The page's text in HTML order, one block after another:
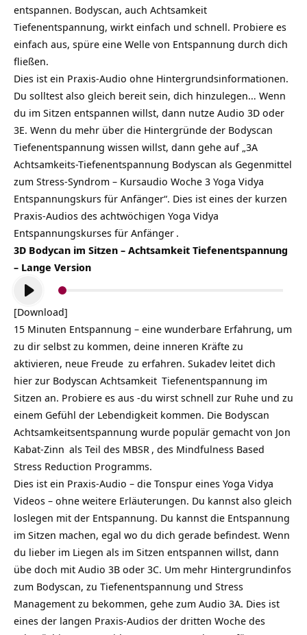
entspannen. Bodyscan, auch Achtsamkeit
Tiefenentspannung, wirkt einfach und schnell. Probiere es
einfach aus, spüre eine Welle von Entspannung durch dich
fließen.
Dies ist ein Praxis-Audio ohne Hintergrundsinformationen.
Du solltest also gleich bereit sein, dich hinzulegen… Wenn
du im Sitzen entspannen willst, dann nutze Audio 3D oder
3E. Wenn du mehr über die Hintergründe der Bodyscan
Tiefenentspannung wissen willst, dann gehe auf „3A
Achtsamkeits-Tiefenentspannung Bodyscan als Gegenmittel
zum Stress-Syndrom – Kursaudio Woche 3 Yoga Vidya
Entspannungskurs für Anfänger“. Dies ist eines der kurzen
Praxis-Audios des achtwöchigen Yoga Vidya
Entspannungskurses für Anfänger .
3D Bodycan im Sitzen – Achtsamkeit Tiefenentspannung
– Lange Version
Audio-
Player
[Download]
15 Minuten Entspannung – eine wunderbare Erfahrung, um
zu dir selbst zu kommen, deine inneren Kräfte zu
aktivieren, neue Freude zu erfahren. Sukadev leitet dich
hier zur Bodyscan Achtsamkeit Tiefenentspannung im
Sitzen an. Probiere es aus -du wirst schnell zur Ruhe und zu
einem Gefühl der Lebendigkeit kommen. Die Bodyscan
Achtsamkeitsentspannung wurde populär gemacht von Jon
Kabat-Zinn als Teil des MBSR , des Mindfulness Based
Stress Reduction Programms.
Dies ist ein Praxis-Audio – die Tonspur eines Yoga Vidya
Videos – ohne weitere Erläuterungen. Du kannst also gleich
loslegen mit der Entspannung. Du kannst die Entspannung
im Sitzen machen, egal wo du dich gerade befindest. Wenn
du lieber im Liegen als im Sitzen entspannen willst, dann
übe doch mit Audio 3B oder 3C. Um mehr Hintergrundinfos
zum Bodyscan, zu Tiefenentspannung und Stress
Management zu bekommen, gehe zum Audio 3A. Dies ist
eines der langen Praxis-Audios der dritten Woche des